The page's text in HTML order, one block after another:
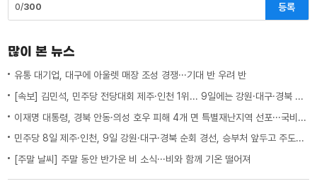
0/300 등록
많이 본 뉴스
유통 대기업, 대구에 아울렛 매장 조성 경쟁···기대 반 우려 반
[속보] 김민석, 민주당 전당대회 제주·인천 1위... 9일에는 강원·대구·경북 경선
이재명 대통령, 경북 안동·의성 호우 피해 4개 면 특별재난지역 선포···국비 추가 지원
민주당 8일 제주·인천, 9일 강원·대구·경북 순회 경선, 승부처 앞두고 주도권 잡기
[주말 날씨] 주말 동안 반가운 비 소식···비와 함께 기온 떨어져